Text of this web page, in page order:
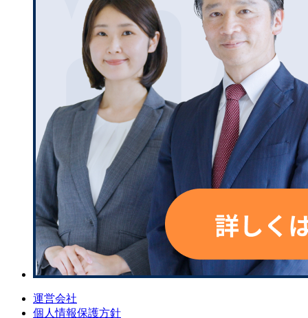
運営会社
個人情報保護方針